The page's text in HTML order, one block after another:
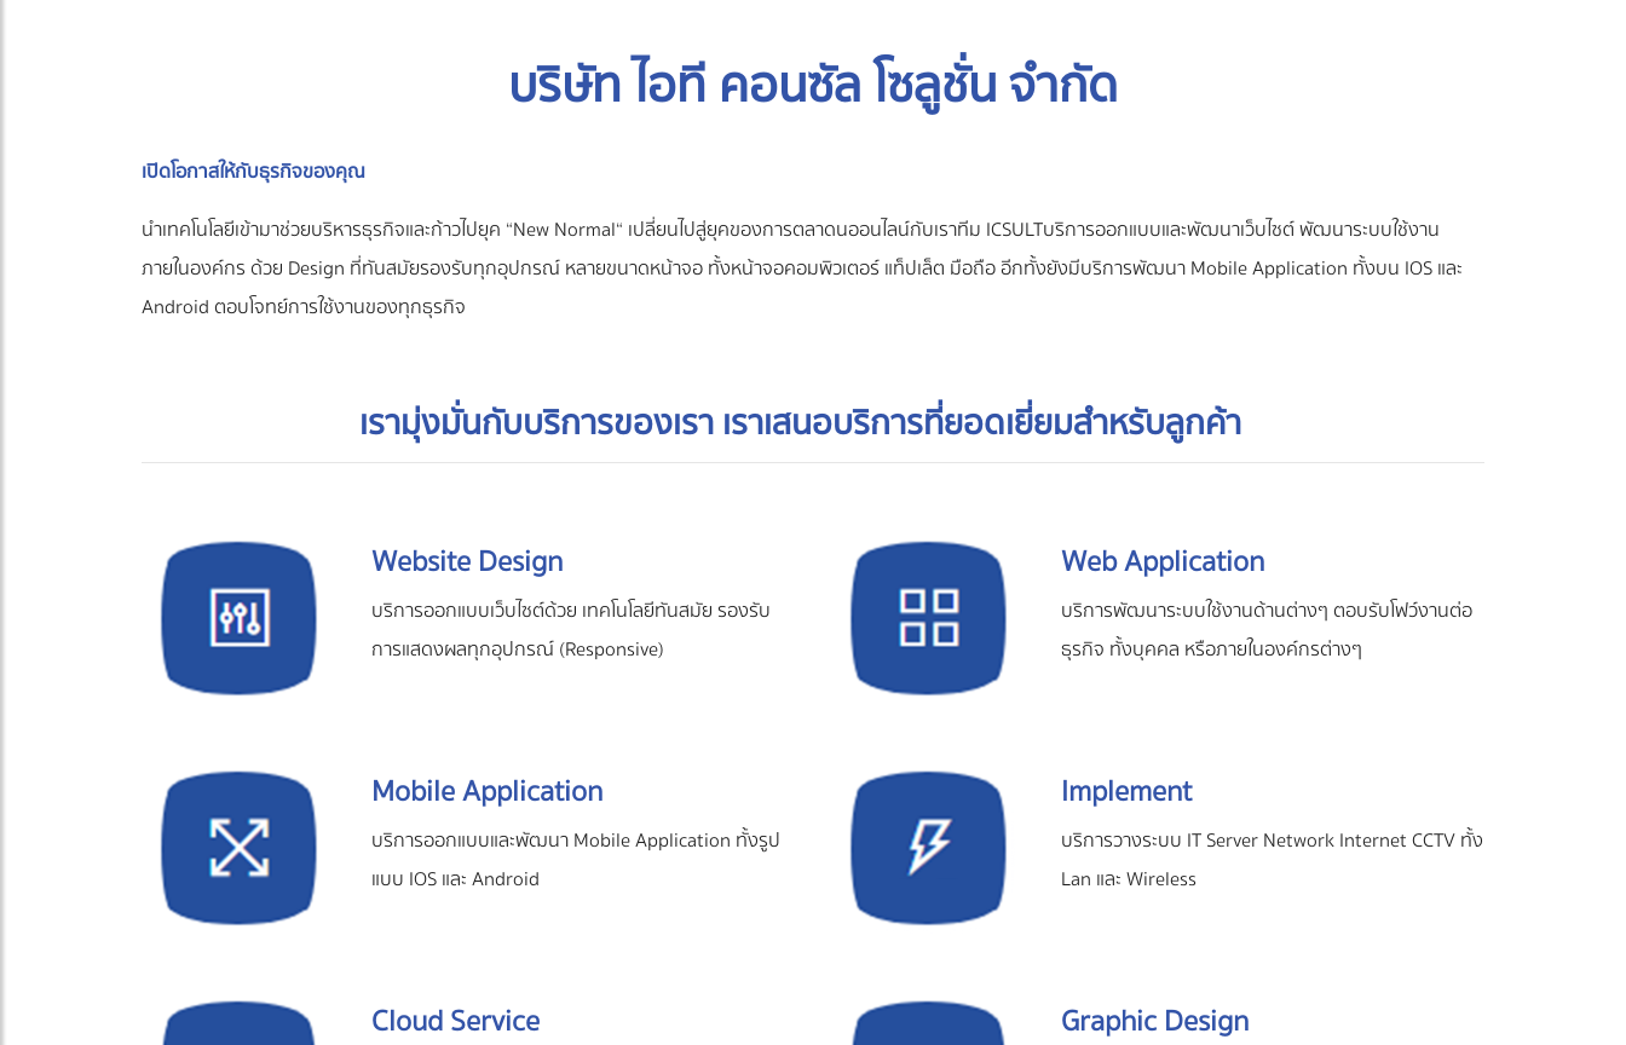
บริษัท ไอที คอนซัล โซลูชั่น จำกัด
เปิดโอกาสให้กับธุรกิจของคุณ
นำเทคโนโลยีเข้ามาช่วยบริหารธุรกิจและก้าวไปยุค “New Normal“ เปลี่ยนไปสู่ยุคของการตลาดนออนไลน์กับเราทีม ICSULT บริการออกแบบและพัฒนาเว็บไซต์ พัฒนาระบบใช้งาน
ภายในองค์กร ด้วย Design ที่ทันสมัยรองรับทุกอุปกรณ์ หลายขนาดหน้าจอ ทั้งหน้าจอคอมพิวเตอร์ แท็ปเล็ต มือถือ อีกทั้งยังมีบริการพัฒนา Mobile Application ทั้งบน IOS และ
Android ตอบโจทย์การใช้งานของทุกธุรกิจ
เรามุ่งมั่นกับบริการของเรา เราเสนอบริการที่ยอดเยี่ยมสำหรับลูกค้า
Website Design
บริการออกแบบเว็บไซต์ด้วย เทคโนโลยีทันสมัย รองรับ
การแสดงผลทุกอุปกรณ์ (Responsive)
Web Application
บริการพัฒนาระบบใช้งานด้านต่างๆ ตอบรับโฟว์งานต่อ
ธุรกิจ ทั้งบุคคล หรือภายในองค์กรต่างๆ
Mobile Application
บริการออกแบบและพัฒนา Mobile Application ทั้งรูป
แบบ IOS และ Android
Implement
บริการวางระบบ IT Server Network Internet CCTV ทั้ง
Lan และ Wireless
Cloud Service Graphic Design